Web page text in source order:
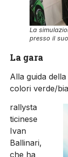
La
presso il
La gara
Alla guida della
colori verde/
rallysta
ticinese
Ivan
Ballinari,
che ha